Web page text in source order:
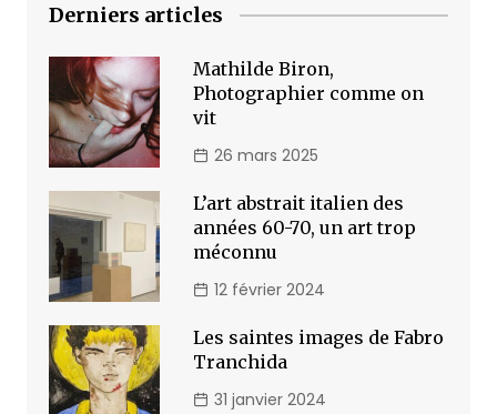
Derniers articles
Mathilde Biron,
Photographier comme on
vit
26 mars 2025
L’art abstrait italien des
années 60-70, un art trop
méconnu
12 février 2024
Les saintes images de Fabro
Tranchida
31 janvier 2024